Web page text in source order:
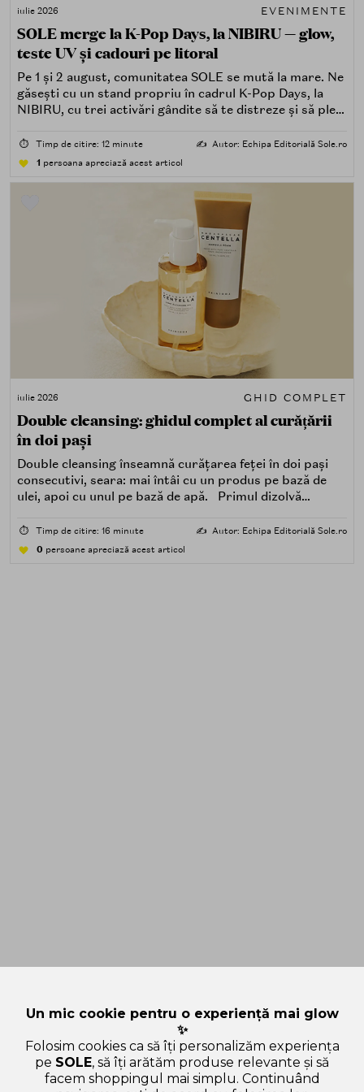
iulie 2026 EVENIMENTE
SOLE merge la K-Pop Days, la NIBIRU — glow,
teste UV și cadouri pe litoral
Pe 1 și 2 august, comunitatea SOLE se mută la mare. Ne
găsești cu un stand propriu în cadrul K-Pop Days, la
NIBIRU, cu trei activări gândite să te distreze și să pleci
⏱️ Timp de citire: 12 minute ✍️ Autor: Echipa Editorială Sole.ro
1 persoana apreciază acest articol
iulie 2026 GHID COMPLET
Double cleansing: ghidul complet al curățării
în doi pași
Double cleansing înseamnă curățarea feței în doi pași
consecutivi, seara: mai întâi cu un produs pe bază de
ulei, apoi cu unul pe bază de apă. Primul dizolvă
poluare. Al doilea îndepărtează impuritățile solubile în
⏱️ Timp de citire: 16 minute ✍️ Autor: Echipa Editorială Sole.ro
0 persoane apreciază acest articol
Un mic cookie pentru o experiență mai glow
✨
Folosim cookies ca să îți personalizăm experiența
pe SOLE, să îți arătăm produse relevante și să
facem shoppingul mai simplu. Continuând